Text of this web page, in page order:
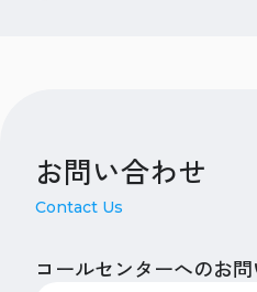
お問い合わせ
Contact Us
コールセンターへのお